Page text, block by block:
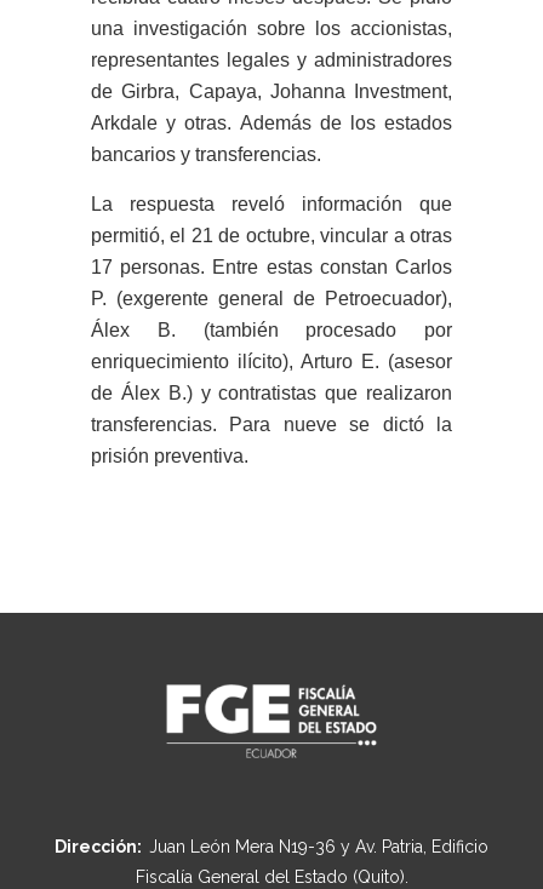
una investigación sobre los accionistas,
representantes legales y administradores
de Girbra, Capaya, Johanna Investment,
Arkdale y otras. Además de los estados
bancarios y transferencias.
La respuesta reveló información que
permitió, el 21 de octubre, vincular a otras
17 personas. Entre estas constan Carlos
P. (exgerente general de Petroecuador),
Álex B. (también procesado por
enriquecimiento ilícito), Arturo E. (asesor
de Álex B.) y contratistas que realizaron
transferencias. Para nueve se dictó la
prisión preventiva.
Dirección: Juan León Mera N19-36 y Av. Patria, Edificio
Fiscalía General del Estado (Quito).